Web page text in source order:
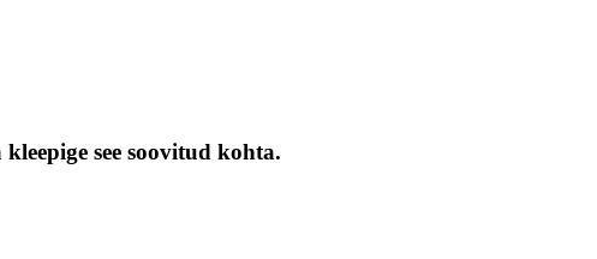
see soovitud kohta.